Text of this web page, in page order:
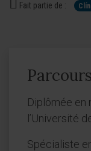
Fait partie de :
Diplômée en
l’Université
Spécialiste